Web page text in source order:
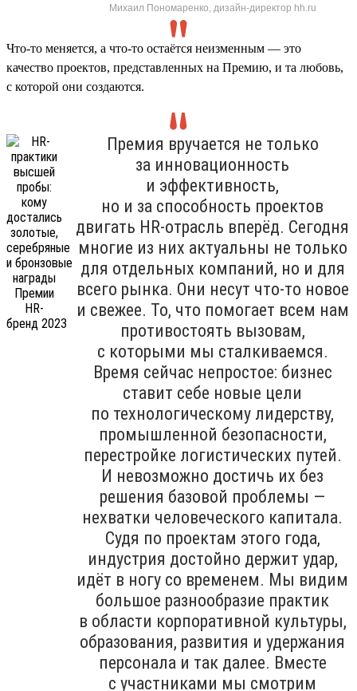
Михаил Пономаренко, дизайн-директор hh.ru
Что-то меняется, а что-то остаётся неизменным — это
качество проектов, представленных на Премию, и та любовь,
с которой они создаются.
Премия вручается не только
за инновационность
и эффективность,
но и за способность проектов
двигать HR-отрасль вперёд. Сегодня
многие из них актуальны не только
для отдельных компаний, но и для
всего рынка. Они несут что-то новое
и свежее. То, что помогает всем нам
противостоять вызовам,
с которыми мы сталкиваемся.
Время сейчас непростое: бизнес
ставит себе новые цели
по технологическому лидерству,
промышленной безопасности,
перестройке логистических путей.
И невозможно достичь их без
решения базовой проблемы —
нехватки человеческого капитала.
Судя по проектам этого года,
индустрия достойно держит удар,
идёт в ногу со временем. Мы видим
большое разнообразие практик
в области корпоративной культуры,
образования, развития и удержания
персонала и так далее. Вместе
с участниками мы смотрим